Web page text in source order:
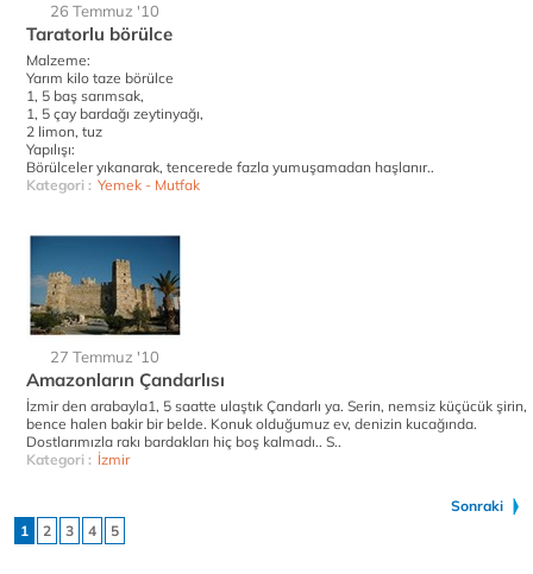
26 Temmuz '10
Taratorlu börülce
Malzeme:
Yarım kilo taze börülce
1, 5 baş sarımsak,
1, 5 çay bardağı zeytinyağı,
2 limon, tuz
Yapılışı:
Börülceler yıkanarak, tencerede fazla yumuşamadan haşlanır..
Kategori : Yemek - Mutfak
27 Temmuz '10
Amazonların Çandarlısı
İzmir den arabayla1, 5 saatte ulaştık Çandarlı ya. Serin, nemsiz küçücük şirin,
bence halen bakir bir belde. Konuk olduğumuz ev, denizin kucağında.
Dostlarımızla rakı bardakları hiç boş kalmadı.. S..
Kategori : İzmir
Sonraki
1
2 3 4 5